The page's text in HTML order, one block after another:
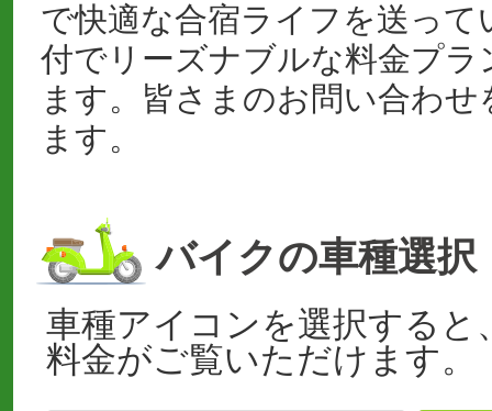
で快適な合宿ライフを送っ
付でリーズナブルな料金プ
ます。皆さまのお問い合わ
ます。
バイクの車種選択
車種アイコンを選択すると
料金がご覧いただけます。